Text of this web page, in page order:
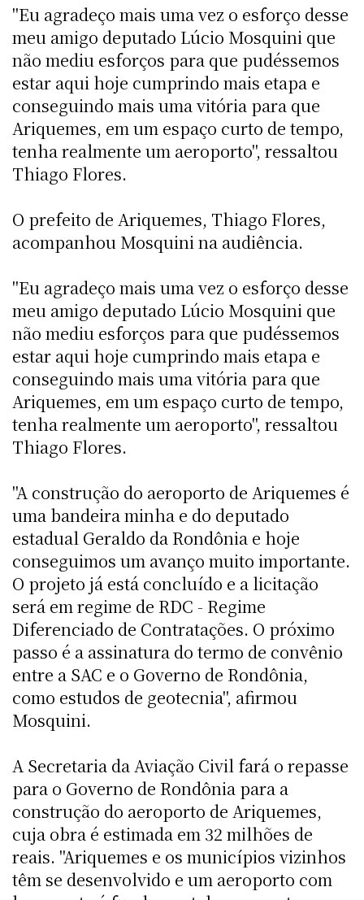
"Eu agradeço mais uma vez o esforço desse
meu amigo deputado Lúcio Mosquini que
não mediu esforços para que pudéssemos
estar aqui hoje cumprindo mais etapa e
conseguindo mais uma vitória para que
Ariquemes, em um espaço curto de tempo,
tenha realmente um aeroporto", ressaltou
Thiago Flores.
O prefeito de Ariquemes, Thiago Flores,
acompanhou Mosquini na audiência.
"Eu agradeço mais uma vez o esforço desse
meu amigo deputado Lúcio Mosquini que
não mediu esforços para que pudéssemos
estar aqui hoje cumprindo mais etapa e
conseguindo mais uma vitória para que
Ariquemes, em um espaço curto de tempo,
tenha realmente um aeroporto", ressaltou
Thiago Flores.
"A construção do aeroporto de Ariquemes é
uma bandeira minha e do deputado
estadual Geraldo da Rondônia e hoje
conseguimos um avanço muito importante.
O projeto já está concluído e a licitação
será em regime de RDC - Regime
Diferenciado de Contratações. O próximo
passo é a assinatura do termo de convênio
entre a SAC e o Governo de Rondônia,
como estudos de geotecnia", afirmou
Mosquini.
A Secretaria da Aviação Civil fará o repasse
para o Governo de Rondônia para a
construção do aeroporto de Ariquemes,
cuja obra é estimada em 32 milhões de
reais. "Ariquemes e os municípios vizinhos
têm se desenvolvido e um aeroporto com